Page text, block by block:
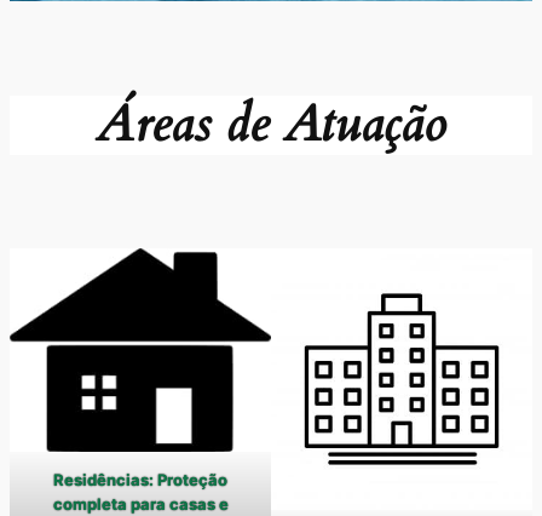
Áreas de Atuação
Residências: Proteção
completa para casas e